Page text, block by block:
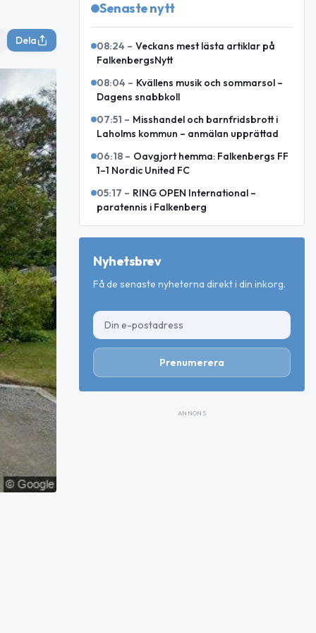
Dela
Senaste nytt
08:24 – Veckans mest lästa artiklar på
FalkenbergsNytt
08:04 – Kvällens musik och sommarsol –
Dagens snabbkoll
07:51 – Misshandel och barnfridsbrott i
Laholms kommun – anmälan upprättad
06:18 – Oavgjort hemma: Falkenbergs FF
1–1 Nordic United FC
05:17 – RING OPEN International –
paratennis i Falkenberg
Nyhetsbrev
Få de senaste nyheterna direkt i din inkorg.
Prenumerera
ANNONS